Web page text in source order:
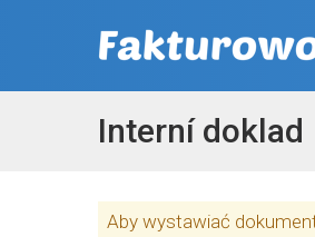
Interní doklad
Aby wystawiać